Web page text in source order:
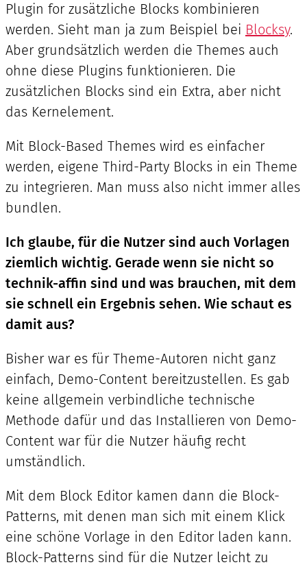
Plugin for zusätzliche Blocks kombinieren
werden. Sieht man ja zum Beispiel bei Blocksy.
Aber grundsätzlich werden die Themes auch
ohne diese Plugins funktionieren. Die
zusätzlichen Blocks sind ein Extra, aber nicht
das Kernelement.
Mit Block-Based Themes wird es einfacher
werden, eigene Third-Party Blocks in ein Theme
zu integrieren. Man muss also nicht immer alles
bundlen.
Ich glaube, für die Nutzer sind auch Vorlagen
ziemlich wichtig. Gerade wenn sie nicht so
technik-affin sind und was brauchen, mit dem
sie schnell ein Ergebnis sehen. Wie schaut es
damit aus?
Bisher war es für Theme-Autoren nicht ganz
einfach, Demo-Content bereitzustellen. Es gab
keine allgemein verbindliche technische
Methode dafür und das Installieren von Demo-
Content war für die Nutzer häufig recht
umständlich.
Mit dem Block Editor kamen dann die Block-
Patterns, mit denen man sich mit einem Klick
eine schöne Vorlage in den Editor laden kann.
Block-Patterns sind für die Nutzer leicht zu